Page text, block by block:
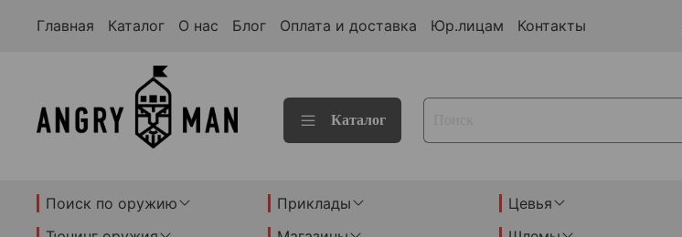
Главная Каталог О нас Блог Оплата и доставка Юр.лицам Контакты
Каталог
Поиск по оружию Приклады Цевья